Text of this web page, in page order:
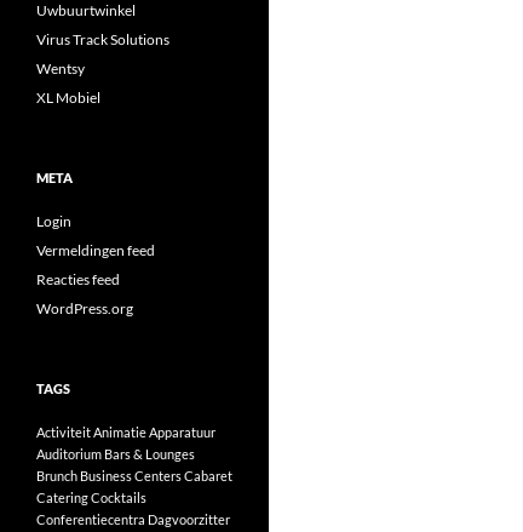
Uwbuurtwinkel
Virus Track Solutions
Wentsy
XL Mobiel
META
Login
Vermeldingen feed
Reacties feed
WordPress.org
TAGS
ActiviteitAnimatieApparatuur
Auditorium Bars & Lounges
Brunch Business CentersCabaret
CateringCocktails
Conferentiecentra Dagvoorzitter